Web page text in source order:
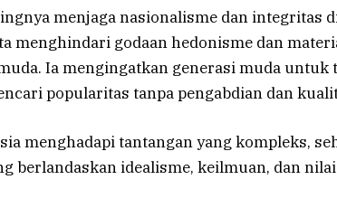
menjaga nasionalisme dan integritas
menghindari godaan hedonisme dan
Ia mengingatkan generasi muda untuk
popularitas tanpa pengabdian dan
menghadapi tantangan yang kompleks,
berlandaskan idealisme, keilmuan, dan